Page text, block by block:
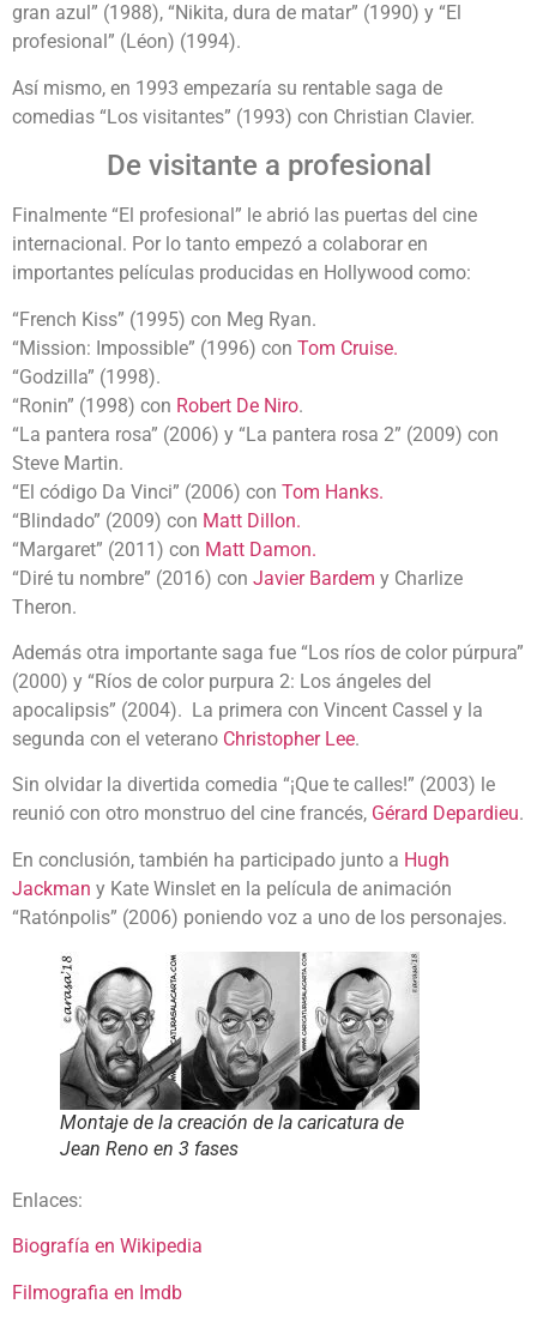
gran azul” (1988), “Nikita, dura de matar” (1990) y “El
profesional” (Léon) (1994).
Así mismo, en 1993 empezaría su rentable saga de
comedias “Los visitantes” (1993) con Christian Clavier.
De visitante a profesional
Finalmente “El profesional” le abrió las puertas del cine
internacional. Por lo tanto empezó a colaborar en
importantes películas producidas en Hollywood como:
“French Kiss” (1995) con Meg Ryan.
“Mission: Impossible” (1996) con Tom Cruise.
“Godzilla” (1998).
“Ronin” (1998) con Robert De Niro.
“La pantera rosa” (2006) y “La pantera rosa 2” (2009) con
Steve Martin.
“El código Da Vinci” (2006) con Tom Hanks.
“Blindado” (2009) con Matt Dillon.
“Margaret” (2011) con Matt Damon.
“Diré tu nombre” (2016) con Javier Bardem y Charlize
Theron.
Además otra importante saga fue “Los ríos de color púrpura”
(2000) y “Ríos de color purpura 2: Los ángeles del
apocalipsis” (2004). La primera con Vincent Cassel y la
segunda con el veterano Christopher Lee.
Sin olvidar la divertida comedia “¡Que te calles!” (2003) le
reunió con otro monstruo del cine francés, Gérard Depardieu.
En conclusión, también ha participado junto a Hugh
Jackman y Kate Winslet en la película de animación
“Ratónpolis” (2006) poniendo voz a uno de los personajes.
Montaje de la creación de la caricatura de
Jean Reno en 3 fases
Enlaces:
Biografía en Wikipedia
Filmografia en Imdb